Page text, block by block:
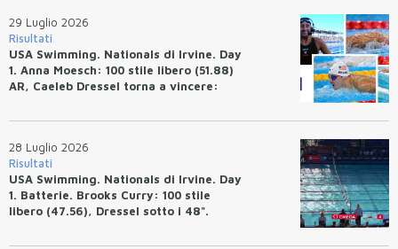
29 Luglio 2026
Risultati
USA Swimming. Nationals di Irvine. Day
1. Anna Moesch: 100 stile libero (51.88)
AR, Caeleb Dressel torna a vincere:
28 Luglio 2026
Risultati
USA Swimming. Nationals di Irvine. Day
1. Batterie. Brooks Curry: 100 stile
libero (47.56), Dressel sotto i 48".